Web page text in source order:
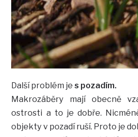
Další problém jes pozadím.
Makrozáběry mají obecně
ostrosti a to je dobře.
objekty v pozadí ruší. Proto je